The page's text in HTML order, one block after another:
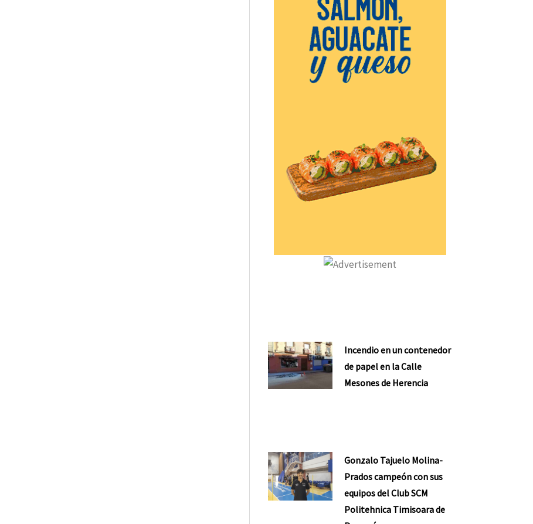
Incendio en un contenedor
de papel en la Calle
Mesones de Herencia
Gonzalo Tajuelo Molina-
Prados campeón con sus
equipos del Club SCM
Politehnica Timisoara de